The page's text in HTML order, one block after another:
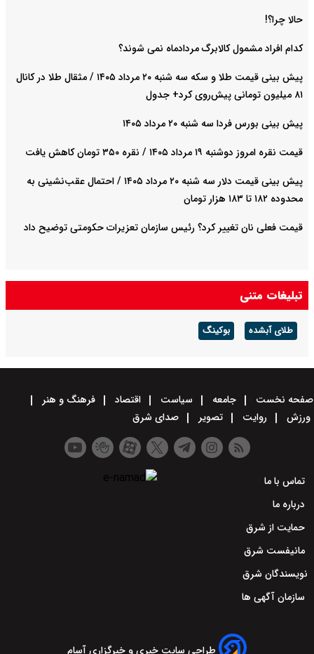
حالا چرا؟!
کدام افراد مشمول کالابرگ مردادماه نمی شوند؟
پیش‌ بینی قیمت طلا و سکه سه شنبه ۲۰ مرداد ۱۴۰۵ / مثقال طلا در کانال
۸۱ میلیون تومانی پیش‌روی کرد+ جدول
پیش بینی بورس فردا سه شنبه ۲۰ مرداد ۱۴۰۵
قیمت نقره امروز دوشنبه ۱۹ مرداد ۱۴۰۵ / نقره ۳۵۰ تومان کاهش یافت
پیش‌ بینی قیمت دلار سه شنبه ۲۰ مرداد ۱۴۰۵ / احتمال عقب‌نشینی به
محدوده ۱۸۲ تا ۱۸۳ هزار تومان
قیمت فعلی نان تغییر کرد؟ رئیس سازمان تعزیرات حکومتی توضیح داد
تبلیغات متنی
طلای آبشده بوکینگ
صفحه نخست جامعه سیاست اقتصاد
فرهنگ و هنر
ورزش
روایت تصویر صدای شرق
تماس با ما
درباره ما
حمایت از شرق
مانیفست شرق
نویسندگان شرق
سازمان آگهی ها
طراحی سایت خبری و خبرگزاری آسام